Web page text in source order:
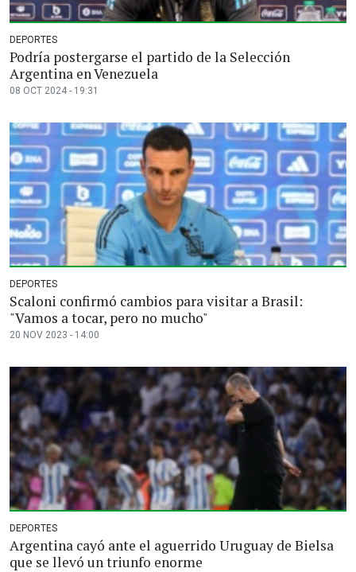
DEPORTES
Podría postergarse el partido de la Selección
Argentina en Venezuela
08 OCT 2024 - 19:31
DEPORTES
Scaloni confirmó cambios para visitar a Brasil:
"Vamos a tocar, pero no mucho"
20 NOV 2023 - 14:00
DEPORTES
Argentina cayó ante el aguerrido Uruguay de Bielsa
que se llevó un triunfo enorme